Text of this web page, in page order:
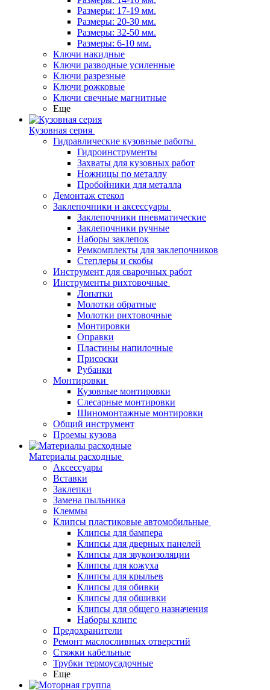
Размеры: 17-19 мм.
Размеры: 20-30 мм.
Размеры: 32-50 мм.
Размеры: 6-10 мм.
Ключи накидные
Ключи разводные усиленные
Ключи разрезные
Ключи рожковые
Ключи свечные магнитные
Еще
Кузовная серия
Гидравлические кузовные работы
Гидроинструменты
Захваты для кузовных работ
Ножницы по металлу
Пробойники для металла
Демонтаж стекол
Заклепочники и аксессуары
Заклепочники пневматические
Заклепочники ручные
Наборы заклепок
Ремкомплекты для заклепочников
Степлеры и скобы
Инструмент для сварочных работ
Инструменты рихтовочные
Лопатки
Молотки обратные
Молотки рихтовочные
Монтировки
Оправки
Пластины напилочные
Присоски
Рубанки
Монтировки
Кузовные монтировки
Слесарные монтировки
Шиномонтажные монтировки
Общий инструмент
Проемы кузова
Материалы расходные
Аксессуары
Вставки
Заклепки
Замена пыльника
Клеммы
Клипсы пластиковые автомобильные
Клипсы для бампера
Клипсы для дверных панелей
Клипсы для звукоизоляции
Клипсы для кожуха
Клипсы для крыльев
Клипсы для обивки
Клипсы для обшивки
Клипсы для общего назначения
Наборы клипс
Предохранители
Ремонт маслосливных отверстий
Стяжки кабельные
Трубки термоусадочные
Еще